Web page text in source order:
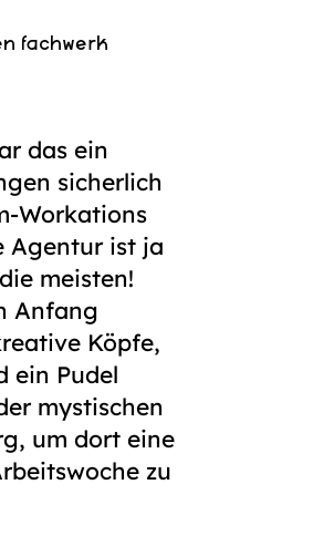
fachwerk
das ein
sicherlich
Workations
Agentur ist ja
meisten!
Anfang
Köpfe,
ein Pudel
mystischen
um dort eine
zu